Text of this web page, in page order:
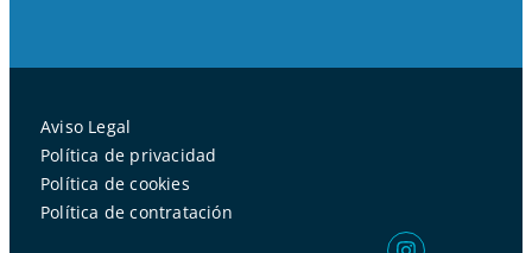
Aviso Legal
Política de privacidad
Política de cookies
Política de contratación